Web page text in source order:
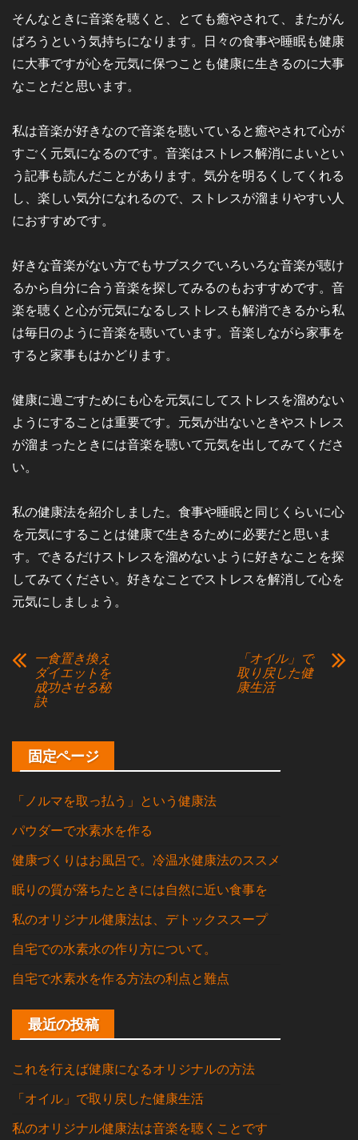
そんなときに音楽を聴くと、とても癒やされて、またがん
ばろうという気持ちになります。日々の食事や睡眠も健康
に大事ですが心を元気に保つことも健康に生きるのに大事
なことだと思います。
私は音楽が好きなので音楽を聴いていると癒やされて心が
すごく元気になるのです。音楽はストレス解消によいとい
う記事も読んだことがあります。気分を明るくしてくれる
し、楽しい気分になれるので、ストレスが溜まりやすい人
におすすめです。
好きな音楽がない方でもサブスクでいろいろな音楽が聴け
るから自分に合う音楽を探してみるのもおすすめです。音
楽を聴くと心が元気になるしストレスも解消できるから私
は毎日のように音楽を聴いています。音楽しながら家事を
すると家事もはかどります。
健康に過ごすためにも心を元気にしてストレスを溜めない
ようにすることは重要です。元気が出ないときやストレス
が溜まったときには音楽を聴いて元気を出してみてくださ
い。
私の健康法を紹介しました。食事や睡眠と同じくらいに心
を元気にすることは健康で生きるために必要だと思いま
す。できるだけストレスを溜めないように好きなことを探
してみてください。好きなことでストレスを解消して心を
元気にしましょう。
一食置き換え
ダイエットを
成功させる秘
訣
「オイル」で
取り戻した健
康生活
固定ページ
「ノルマを取っ払う」という健康法
パウダーで水素水を作る
健康づくりはお風呂で。冷温水健康法のススメ
眠りの質が落ちたときには自然に近い食事を
私のオリジナル健康法は、デトックススープ
自宅での水素水の作り方について。
自宅で水素水を作る方法の利点と難点
最近の投稿
これを行えば健康になるオリジナルの方法
「オイル」で取り戻した健康生活
私のオリジナル健康法は音楽を聴くことです